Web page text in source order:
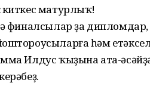
киткес матурлыҡ!
финалсылар ҙа
һәм
Илдус ҡыҙына ата-